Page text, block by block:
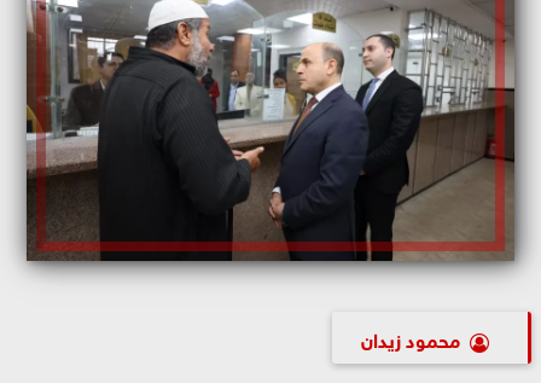
محمود زيدان